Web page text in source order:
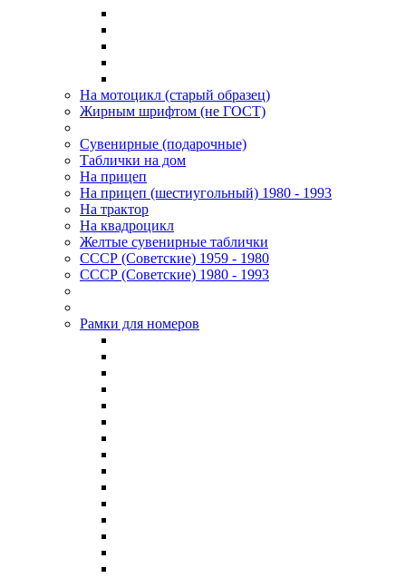
На мотоцикл (старый образец)
Жирным шрифтом (не ГОСТ)
Сувенирные (подарочные)
Таблички на дом
На прицеп
На прицеп (шестиугольный) 1980 - 1993
На трактор
На квадроцикл
Желтые сувенирные таблички
СССР (Советские) 1959 - 1980
СССР (Советские) 1980 - 1993
Рамки для номеров